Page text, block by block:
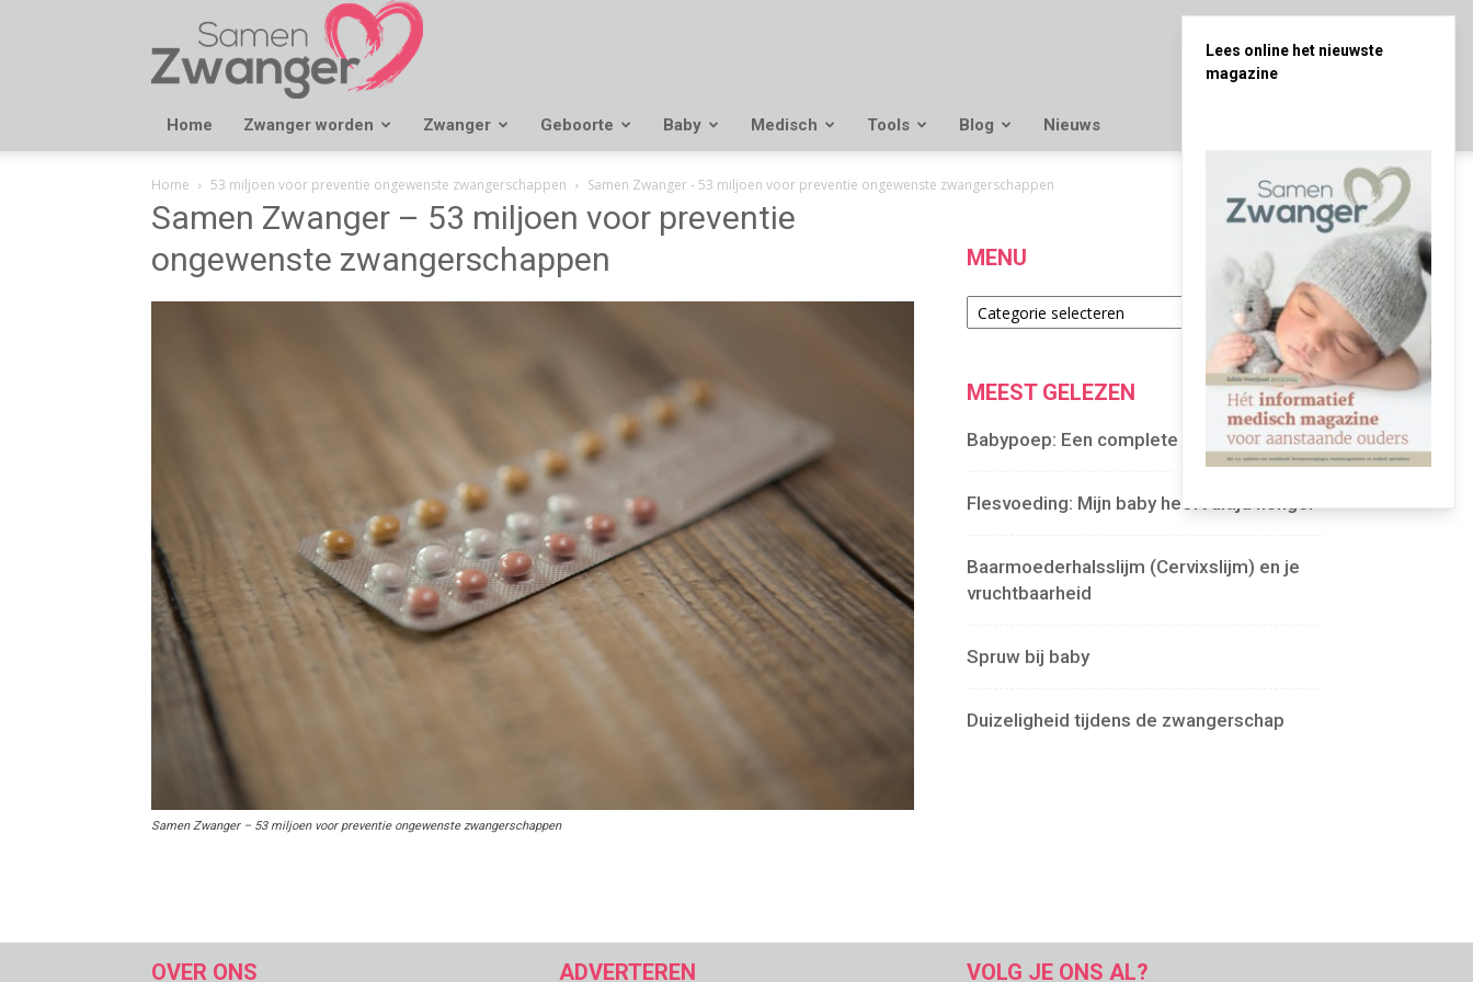
Samen
Zwanger
Home Zwanger worden Zwanger Geboorte Baby Medisch Tools Blog Nieuws
Home 53 miljoen voor preventie ongewenste zwangerschappen Samen Zwanger - 53 miljoen voor preventie ongewenste zwangerschappen
Samen Zwanger – 53 miljoen voor preventie
ongewenste zwangerschappen
Samen Zwanger – 53 miljoen voor preventie ongewenste zwangerschappen
MENU
Menu
MEEST GELEZEN
Babypoep: Een complete gids
Flesvoeding: Mijn baby heeft altijd honger
Baarmoederhalsslijm (Cervixslijm) en je
vruchtbaarheid
Spruw bij baby
Duizeligheid tijdens de zwangerschap
OVER ONS ADVERTEREN VOLG JE ONS AL?
Lees online het nieuwste
magazine